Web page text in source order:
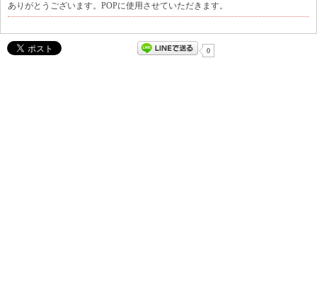
ありがとうございます。POPに使用させていただきます。
0